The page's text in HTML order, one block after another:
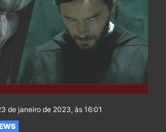
de janeiro de 2023, às 16:01